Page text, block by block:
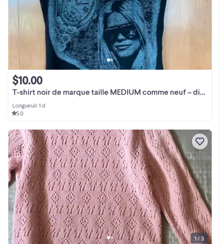
T-shirt noir de marque taille MEDIUM comme neuf – dispo à LONGUE
$10.00
Longueuil•1 d
5.0
1 / 3